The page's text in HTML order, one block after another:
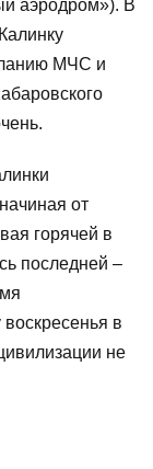
аэродром»). В
МЧС и
от
горячей в
последней –
в
не